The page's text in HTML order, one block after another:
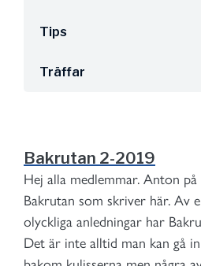
Tips
Träffar
Bakrutan 2-2019
Hej alla medlemmar. Anton
Bakrutan som skriver här. Av
olyckliga anledningar har
Det är inte alltid man kan gå